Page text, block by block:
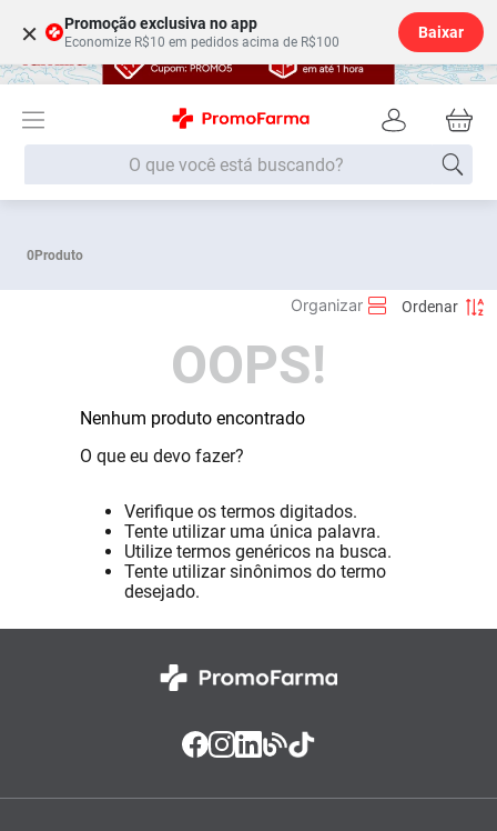
× Promoção exclusiva no app
Economize R$10 em pedidos acima de R$100
Baixar
O que você está buscando?
0Produto
OOPS!
Nenhum produto encontrado
O que eu devo fazer?
Verifique os termos digitados.
Tente utilizar uma única palavra.
Utilize termos genéricos na busca.
Tente utilizar sinônimos do termo
desejado.
Lenço Umedecido
Fralda G
Shampoo
Absorvente
Lavitan
Vitamina D